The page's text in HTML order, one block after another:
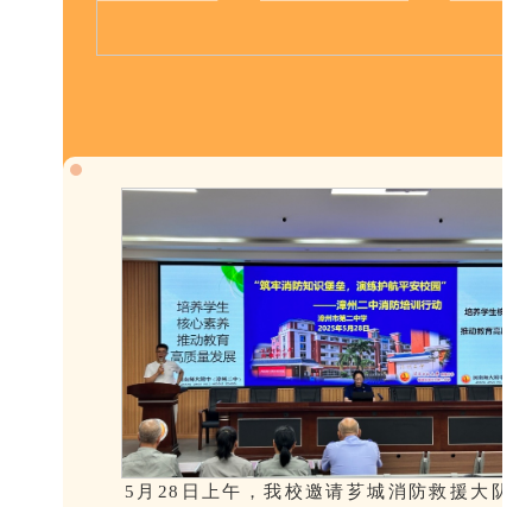
5月28日上午，我校邀请芗城消防救援大队